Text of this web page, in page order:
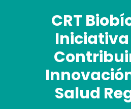
CRT
Iniciativa
Salud